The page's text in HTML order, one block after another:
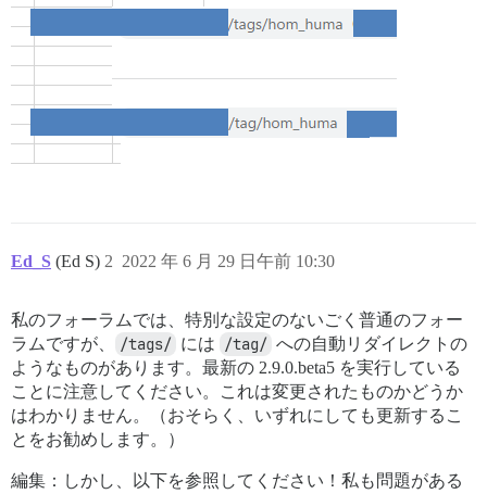
Ed_S (Ed S) 2022 年 6 月 29 日午前 10:30
2
私のフォーラムでは、特別な設定のないごく普通のフォー
ラムですが、
/tags/ には /tag/ への自動リダイレクトの
ようなものがあります。最新の 2.9.0.beta5 を実行している
ことに注意してください。これは変更されたものかどうか
はわかりません。（おそらく、いずれにしても更新するこ
とをお勧めします。）
編集：しかし、以下を参照してください！私も問題がある